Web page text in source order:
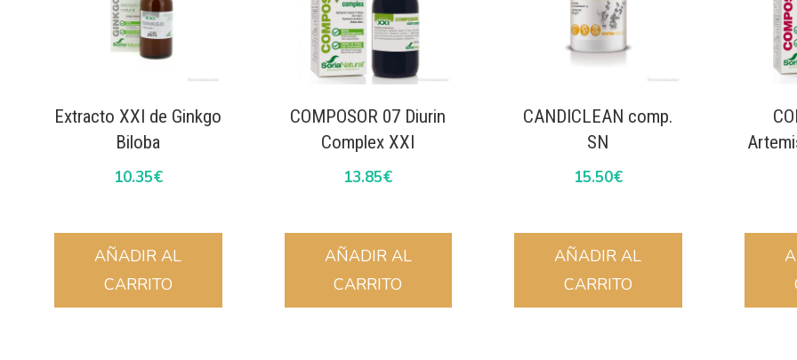
Extracto XXI de Ginkgo
Biloba
10.35€
AÑADIR AL
CARRITO
COMPOSOR 07 Diurin
Complex XXI
13.85€
AÑADIR AL
CARRITO
CANDICLEAN comp.
SN
15.50€
AÑADIR AL
CARRITO